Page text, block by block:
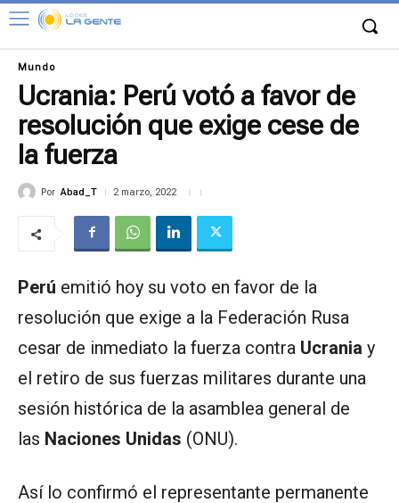
Mundo
Ucrania: Perú votó a favor de
resolución que exige cese de
la fuerza
Por Abad_T 2 marzo, 2022
Perú emitió hoy su voto en favor de la
resolución que exige a la Federación Rusa
cesar de inmediato la fuerza contra Ucrania y
el retiro de sus fuerzas militares durante una
sesión histórica de la asamblea general de
las Naciones Unidas (ONU).
Así lo confirmó el representante permanente